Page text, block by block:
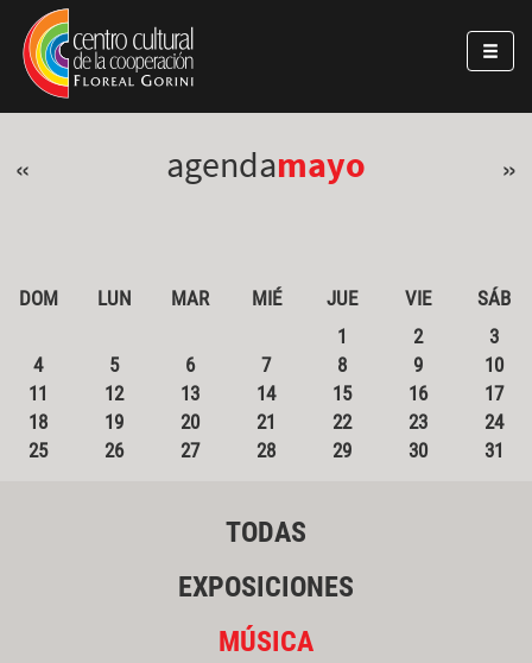
Pasar al contenido principal
Jump to main content
« agendamayo »
DOM LUN MAR MIÉ JUE VIE
SÁB
1
2
3
4
5 6 7 8 9
10
11
12 13 14 15 16
17
18
19 20 21 22 23
24
25
26 27 28 29 30 31
TODAS
EXPOSICIONES
MÚSICA